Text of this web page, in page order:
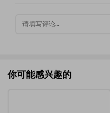
你可能感兴趣的